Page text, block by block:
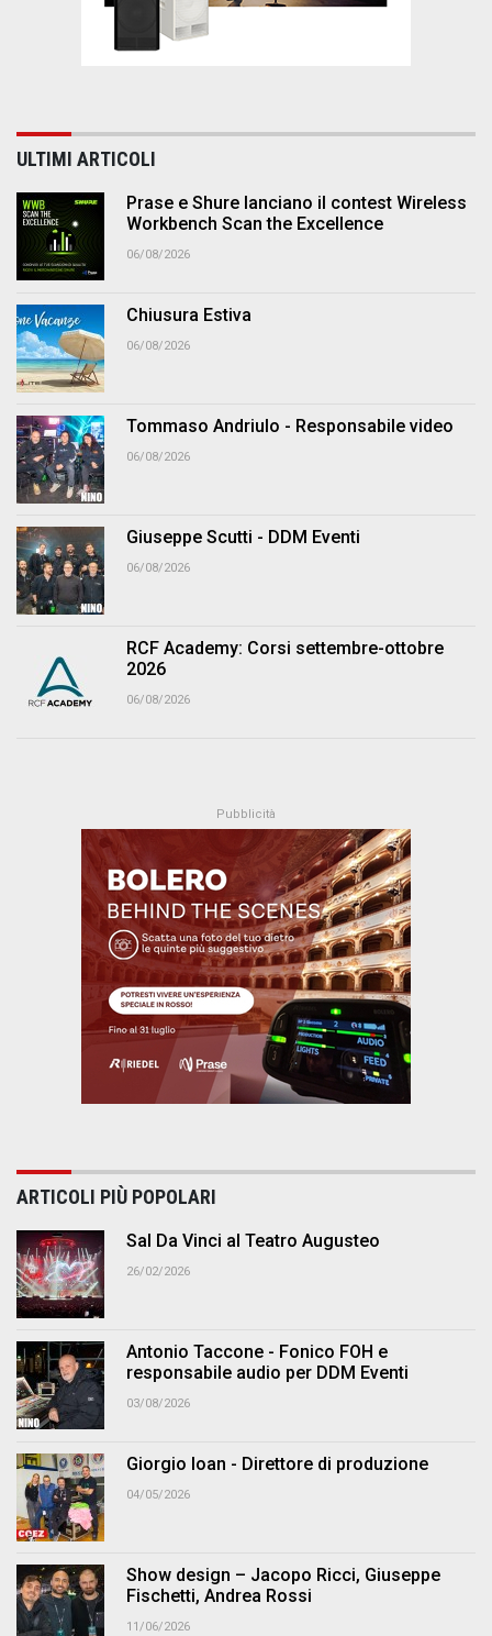
ULTIMI ARTICOLI
Prase e Shure lanciano il contest Wireless
Workbench Scan the Excellence
06/08/2026
Chiusura Estiva
06/08/2026
Tommaso Andriulo - Responsabile video
06/08/2026
Giuseppe Scutti - DDM Eventi
06/08/2026
RCF Academy: Corsi settembre-ottobre
2026
06/08/2026
ARTICOLI PIÙ POPOLARI
Sal Da Vinci al Teatro Augusteo
26/02/2026
Antonio Taccone - Fonico FOH e
responsabile audio per DDM Eventi
03/08/2026
Giorgio Ioan - Direttore di produzione
04/05/2026
Show design – Jacopo Ricci, Giuseppe
Fischetti, Andrea Rossi
11/06/2026